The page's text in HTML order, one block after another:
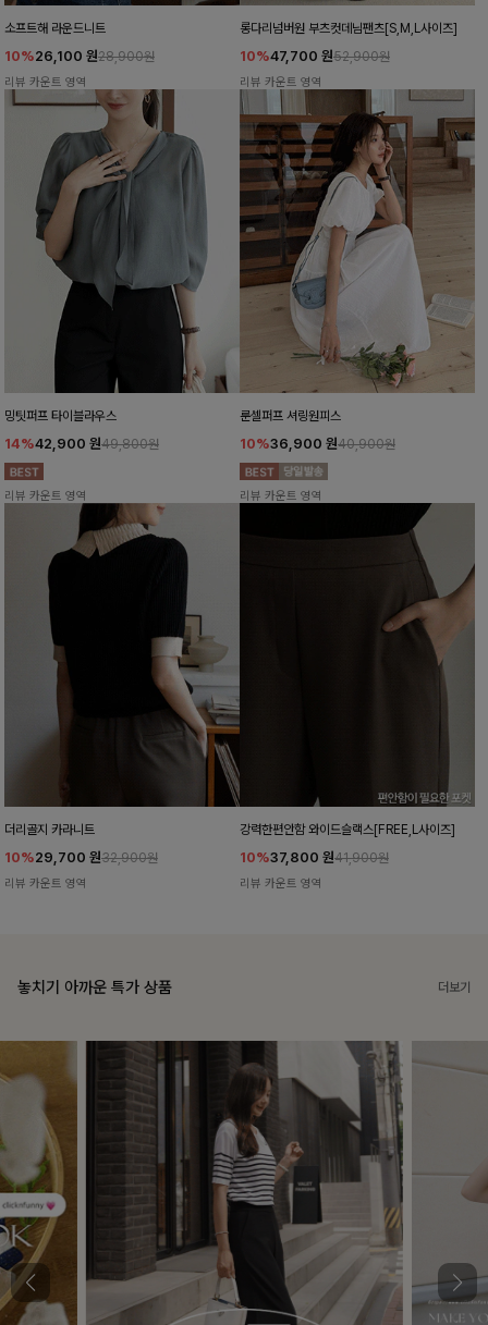
소프트해 라운드니트
10%26,100 원28,900원
리뷰 카운트 영역
롱다리넘버원 부츠컷데님팬츠[S,M,L사이즈]
10%47,700 원52,900원
리뷰 카운트 영역
밍팃퍼프 타이블라우스
14%42,900 원49,800원
리뷰 카운트 영역
룬셀퍼프 셔링원피스
10%36,900 원40,900원
리뷰 카운트 영역
더리골지 카라니트
10%29,700 원32,900원
리뷰 카운트 영역
강력한편안함 와이드슬랙스[FREE,L사이즈]
10%37,800 원41,900원
리뷰 카운트 영역
놓치기 아까운 특가 상품 더보기